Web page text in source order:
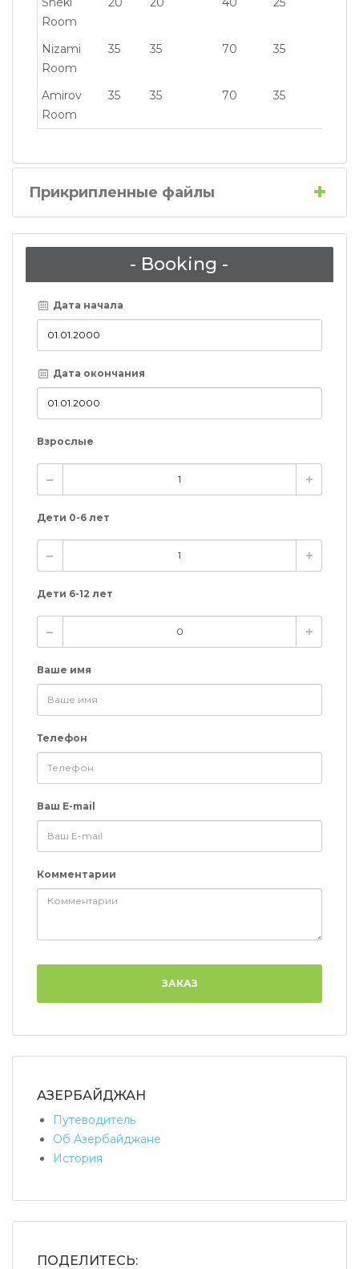
Room
Nizami
Room
35 35 70 35
Amirov
Room
35 35 70 35
Прикрипленные файлы
- Booking -
Дата начала
Дата окончания
Взрослые
Дети 0-6 лет
Дети 6-12 лет
Ваше имя
Телефон
Ваш E-mail
Комментарии
ЗАКАЗ
АЗЕРБАЙДЖАН
Путеводитель
Об Азербайджане
История
ПОДЕЛИТЕСЬ: